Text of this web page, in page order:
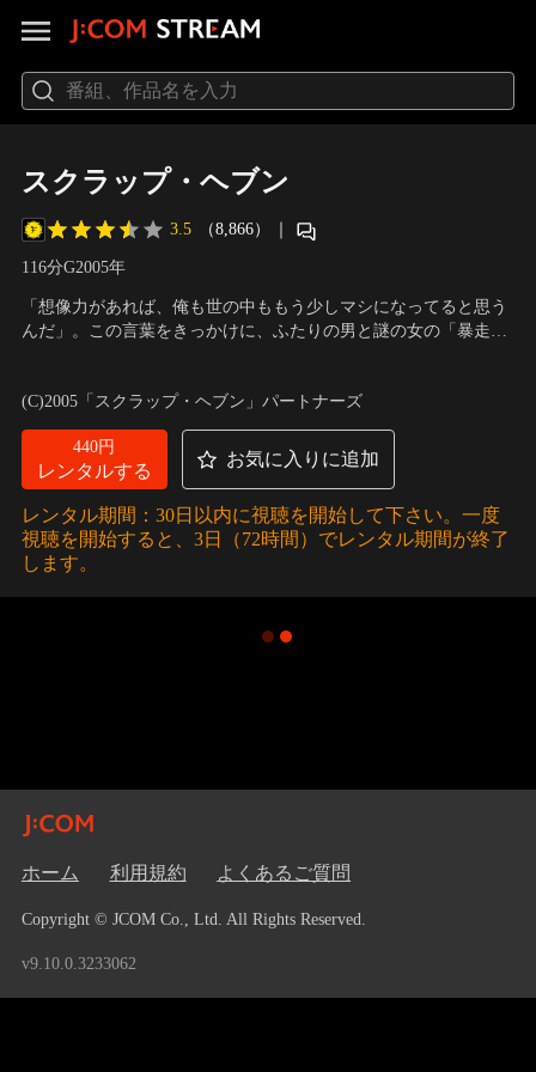
スクラップ・ヘブン
3.5 （8,866） ｜
116分G2005年
「想像力があれば、俺も世の中ももう少しマシになってると思う
んだ」。この言葉をきっかけに、ふたりの男と謎の女の「暴走」
人。数ヶ月後、偶然再会したテツにシンゴは日頃の鬱憤をぶちま
ける。
(C)2005「スクラップ・ヘブン」パートナーズ
440円
レンタルする
お気に入りに追加
レンタル期間：30日以内に視聴を開始して下さい。一度
視聴を開始すると、3日（72時間）でレンタル期間が終了
します。
ホーム 利用規約 よくあるご質問
Copyright © JCOM Co., Ltd. All Rights Reserved.
v9.10.0.3233062